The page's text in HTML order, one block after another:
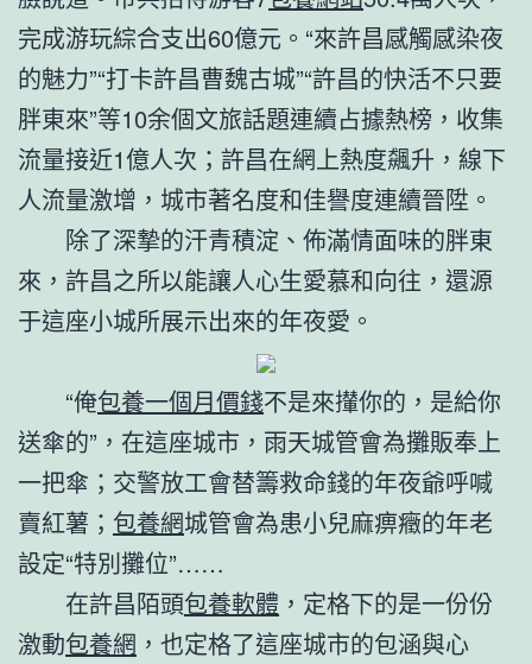
完成游玩綜合支出60億元。“來許昌感觸感染夜
的魅力”“打卡許昌曹魏古城”“許昌的快活不只要
胖東來”等10余個文旅話題連續占據熱榜，收集
流量接近1億人次；許昌在網上熱度飆升，線下
人流量激增，城市著名度和佳譽度連續晉陞。
除了深摯的汗青積淀、佈滿情面味的胖東
來，許昌之所以能讓人心生愛慕和向往，還源
于這座小城所展示出來的年夜愛。
“俺包養一個月價錢不是來攆你的，是給你
送傘的”，在這座城市，雨天城管會為攤販奉上
一把傘；交警放工會替籌救命錢的年夜爺呼喊
賣紅薯； 包養網城管會為患小兒麻痹癥的年老
設定“特別攤位”……
在許昌陌頭包養軟體 ，定格下的是一份份
激動包養網 ，也定格了這座城市的包涵與心